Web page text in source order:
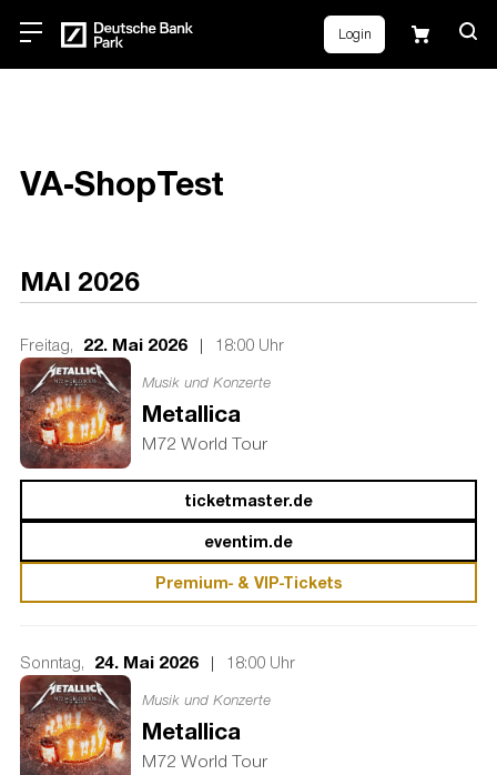
Login
VA-ShopTest
MAI 2026
Freitag, 22. Mai 2026 | 18:00 Uhr
Musik und Konzerte
Metallica
M72 World Tour
ticketmaster.de
eventim.de
Premium- & VIP-Tickets
Sonntag, 24. Mai 2026 | 18:00 Uhr
Musik und Konzerte
Metallica
M72 World Tour